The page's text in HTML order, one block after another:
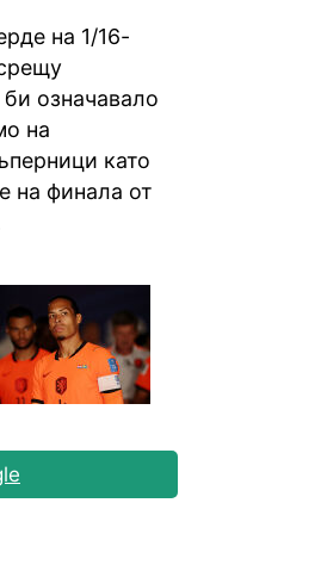
на 1/16-
означавало
на
като
на финала от